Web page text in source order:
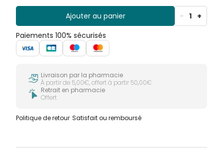
Ajouter au panier - 1 +
Paiements 100% sécurisés
Livraison par la pharmacie
À partir de 5,00€, offert à partir 50,00€
Retrait en pharmacie
Offert
Politique de retour Satisfait ou remboursé